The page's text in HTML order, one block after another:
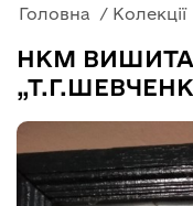
Головна Колекції
НКМ